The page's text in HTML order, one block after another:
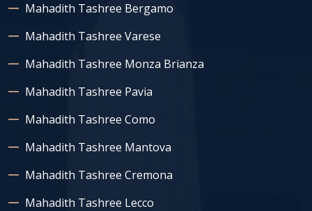
Mahadith Tashree Bergamo
Mahadith Tashree Varese
Mahadith Tashree Monza Brianza
Mahadith Tashree Pavia
Mahadith Tashree Como
Mahadith Tashree Mantova
Mahadith Tashree Cremona
Mahadith Tashree Lecco